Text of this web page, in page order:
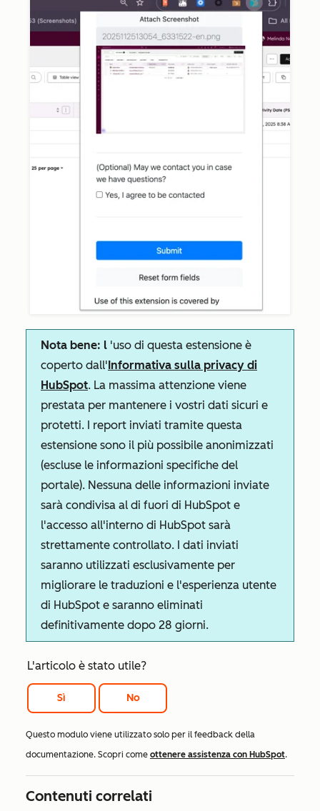
Nota bene: l 'uso di questa estensione è
coperto dall'Informativa sulla privacy di
HubSpot. La massima attenzione viene
prestata per mantenere i vostri dati sicuri e
protetti. I report inviati tramite questa
estensione sono il più possibile anonimizzati
(escluse le informazioni specifiche del
portale). Nessuna delle informazioni inviate
sarà condivisa al di fuori di HubSpot e
l'accesso all'interno di HubSpot sarà
strettamente controllato. I dati inviati
saranno utilizzati esclusivamente per
migliorare le traduzioni e l'esperienza utente
di HubSpot e saranno eliminati
definitivamente dopo 28 giorni.
L'articolo è stato utile?
Sì No
Questo modulo viene utilizzato solo per il feedback della
documentazione. Scopri come ottenere assistenza con HubSpot.
Contenuti correlati